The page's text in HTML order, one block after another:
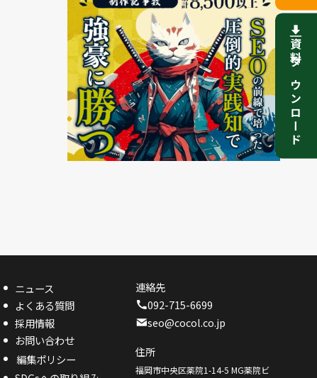
資料ダウンロード
ニュース
よくある質問
採用情報
お問い合わせ
編集ポリシー
連絡先
092-715-6699
seo@cocol.co.jp
住所
福岡市中央区薬院1-14-5 MG薬院ビ